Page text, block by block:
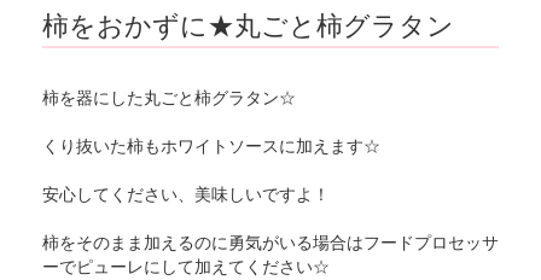
柿をおかずに★丸ごと柿グラタン
柿を器にした丸ごと柿グラタン☆
くり抜いた柿もホワイトソースに加えます☆
安心してください、美味しいですよ！
柿をそのまま加えるのに勇気がいる場合はフードプロセッサ
ーでピューレにして加えてください☆